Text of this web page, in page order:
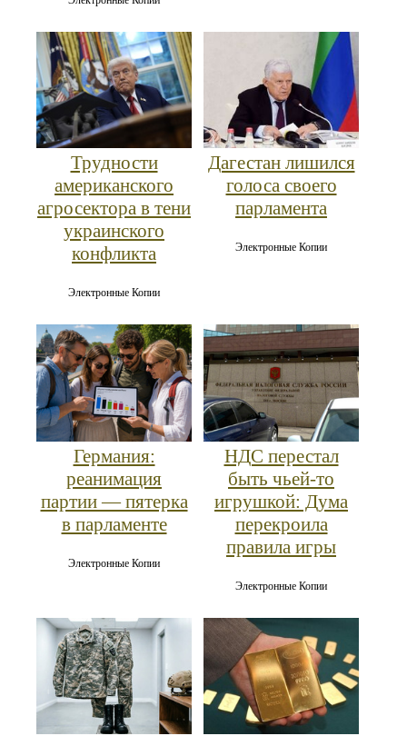
Трудности
американского
агросектора в тени
украинского
конфликта
Электронные Копии
Дагестан лишился
голоса своего
парламента
Электронные Копии
Германия:
реанимация
партии — пятерка
в парламенте
Электронные Копии
НДС перестал
быть чьей-то
игрушкой: Дума
перекроила
правила игры
Электронные Копии